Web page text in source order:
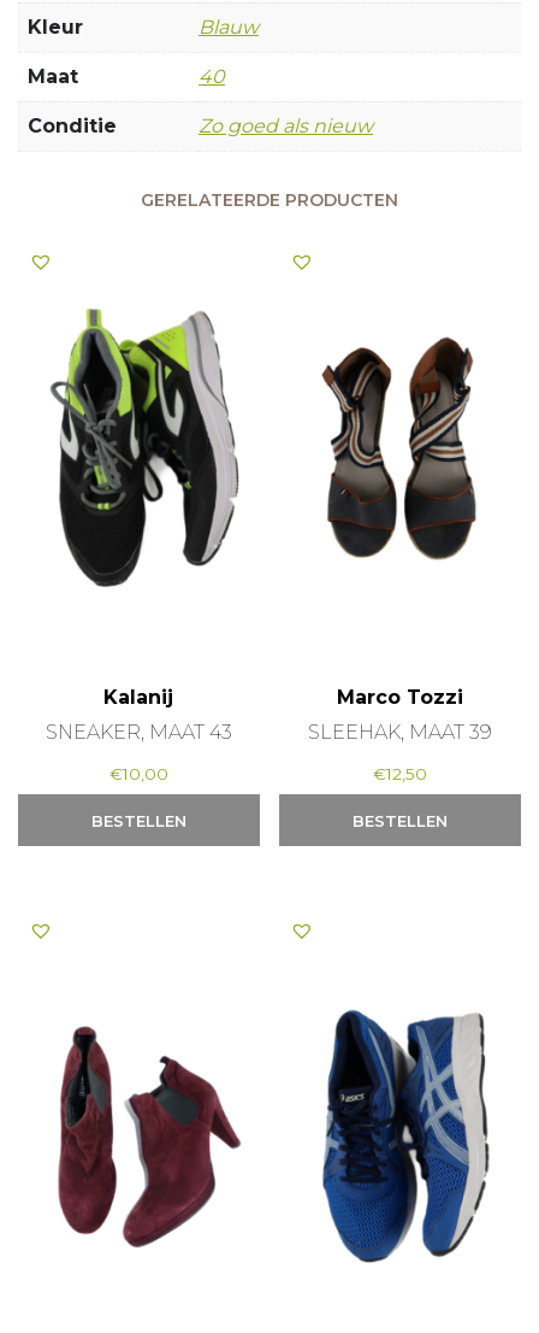
Kleur Blauw
Maat 40
Conditie Zo goed als nieuw
GERELATEERDE PRODUCTEN
Kalanij
SNEAKER, MAAT 43
€10,00
BESTELLEN
Marco Tozzi
SLEEHAK, MAAT 39
€12,50
BESTELLEN